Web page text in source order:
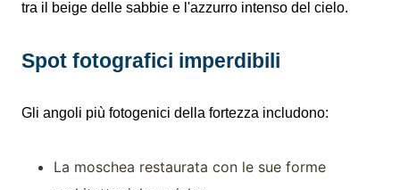
tra il beige delle sabbie e l'azzurro intenso del cielo.
Spot fotografici imperdibili
Gli angoli più fotogenici della fortezza includono:
La moschea restaurata con le sue forme